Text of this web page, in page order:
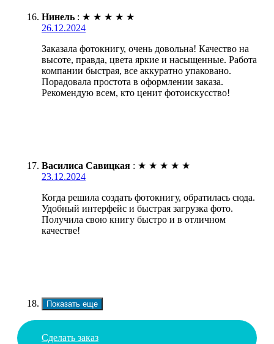
Нинель : ★ ★ ★ ★ ★
26.12.2024
Заказала фотокнигу, очень довольна! Качество на
высоте, правда, цвета яркие и насыщенные. Работа
компании быстрая, все аккуратно упаковано.
Порадовала простота в оформлении заказа.
Рекомендую всем, кто ценит фотоискусство!
Василиса Савицкая : ★ ★ ★ ★ ★
23.12.2024
Когда решила создать фотокнигу, обратилась сюда.
Удобный интерфейс и быстрая загрузка фото.
Получила свою книгу быстро и в отличном
качестве!
Показать еще
Сделать заказ